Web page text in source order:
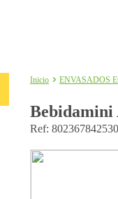
Inicio ENVASADOS
Bebidamini
Ref: